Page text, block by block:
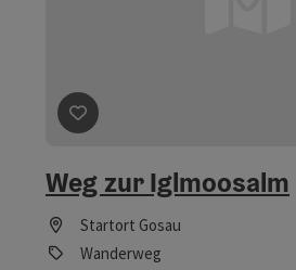
Beitrag merken
Weg zur Iglmoosalm
Startort Gosau
Wanderweg